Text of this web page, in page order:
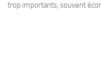
trop importants, souvent